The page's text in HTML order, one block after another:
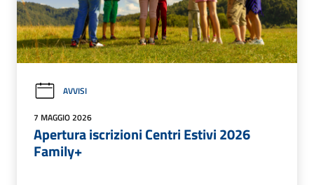
AVVISI
7 MAGGIO 2026
Apertura iscrizioni Centri Estivi 2026
Family+